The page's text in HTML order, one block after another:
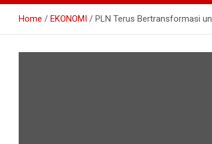
Home EKONOMI PLN Terus Bertransformasi